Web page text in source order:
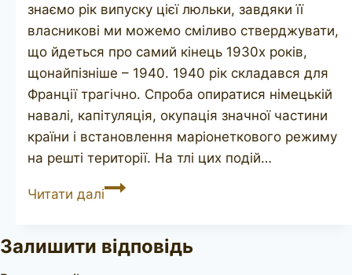
знаємо рік випуску цієї люльки, завдяки її
власникові ми можемо сміливо стверджувати,
що йдеться про самий кінець 1930х років,
щонайпізніше – 1940. 1940 рік складався для
Франції трагічно. Спроба опиратися німецькій
навалі, капітуляція, окупація значної частини
країни і встановлення маріонеткового режиму
на решті території. На тлі цих подій…
Читати даліAmitie
Залишити відповідь